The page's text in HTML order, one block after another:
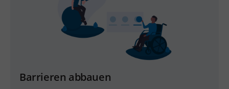
Barrieren abbauen